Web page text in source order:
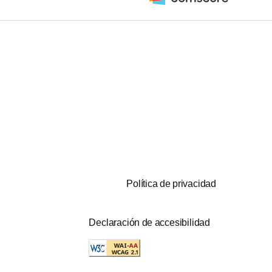
Política de privacidad
Declaración de accesibilidad